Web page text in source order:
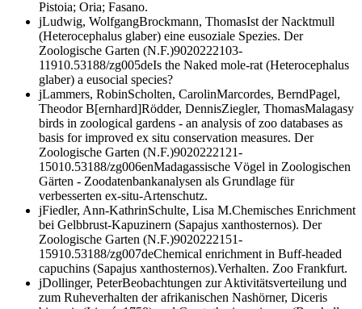
Pistoia; Oria; Fasano.
jLudwig, WolfgangBrockmann, ThomasIst der Nacktmull
(Heterocephalus glaber) eine eusoziale Spezies. Der
Zoologische Garten (N.F.)9020222103-
11910.53188/zg005deIs the Naked mole-rat (Heterocephalus
glaber) a eusocial species?
jLammers, RobinScholten, CarolinMarcordes, BerndPagel,
Theodor B[ernhard]Rödder, DennisZiegler, ThomasMalagasy
birds in zoological gardens - an analysis of zoo databases as
basis for improved ex situ conservation measures. Der
Zoologische Garten (N.F.)9020222121-
15010.53188/zg006enMadagassische Vögel in Zoologischen
Gärten - Zoodatenbankanalysen als Grundlage für
verbesserten ex-situ-Artenschutz.
jFiedler, Ann-KathrinSchulte, Lisa M.Chemisches Enrichment
bei Gelbbrust-Kapuzinern (Sapajus xanthosternos). Der
Zoologische Garten (N.F.)9020222151-
15910.53188/zg007deChemical enrichment in Buff-headed
capuchins (Sapajus xanthosternos).Verhalten. Zoo Frankfurt.
jDollinger, PeterBeobachtungen zur Aktivitätsverteilung und
zum Ruheverhalten der afrikanischen Nashörner, Diceris